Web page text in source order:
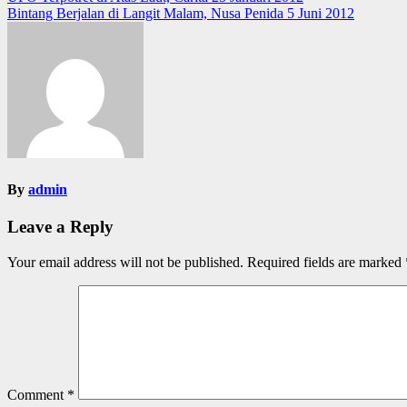
navigation
Bintang Berjalan di Langit Malam, Nusa Penida 5 Juni 2012
By admin
Leave a Reply
Your email address will not be published. Required fields are marked
Comment *